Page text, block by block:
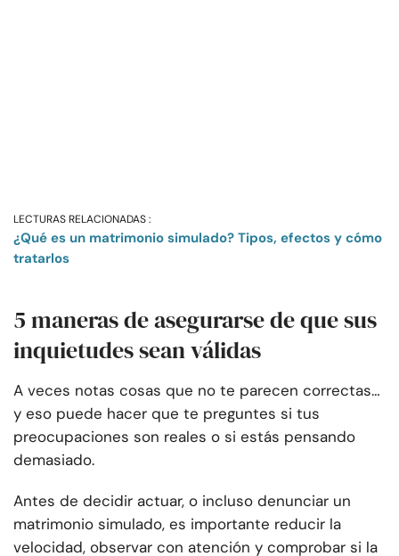
LECTURAS RELACIONADAS :
¿Qué es un matrimonio simulado? Tipos, efectos y cómo
tratarlos
5 maneras de asegurarse de que sus
inquietudes sean válidas
A veces notas cosas que no te parecen correctas…
y eso puede hacer que te preguntes si tus
preocupaciones son reales o si estás pensando
demasiado.
Antes de decidir actuar, o incluso denunciar un
matrimonio simulado, es importante reducir la
velocidad, observar con atención y comprobar si la